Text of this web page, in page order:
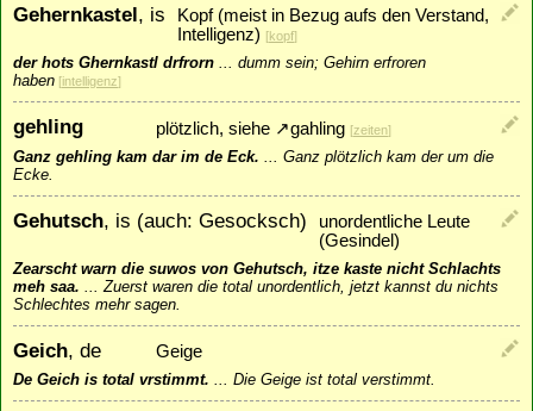
Gehernkastel, is
Kopf (meist in Bezug aufs den Verstand,
Intelligenz) [kopf]
der hots Ghernkastl drfrorn
dumm sein; Gehirn erfroren
haben [intelligenz]
gehling plötzlich, siehe ↗gahling [zeiten]
Ganz gehling kam dar im de Eck.
Ganz plötzlich kam der um die
Ecke.
Gehutsch, is (auch: Gesocksch)
unordentliche Leute
(Gesindel)
Zearscht warn die suwos von Gehutsch, itze kaste nicht Schlachts
meh saa.
Zuerst waren die total unordentlich, jetzt kannst du nichts
Schlechtes mehr sagen.
Geich, de Geige
De Geich is total vrstimmt. Die Geige ist total verstimmt.